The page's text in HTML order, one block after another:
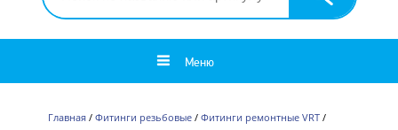
Меню
Главная/ Фитинги резьбовые/ Фитинги ремонтные VRT/